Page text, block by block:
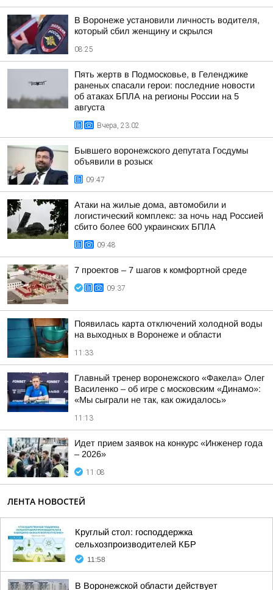
В Воронеже установили личность водителя,
который сбил женщину и скрылся
08:25
Пять жертв в Подмосковье, в Геленджике
раненых спасали герои: последние новости
об атаках БПЛА на регионы России на 5
августа
Вчера, 23:02
Бывшего воронежского депутата Госдумы
объявили в розыск
09:47
Атаки на жилые дома, автомобили и
логистический комплекс: за ночь над Россией
сбито более 600 украинских БПЛА
09:48
7 проектов – 7 шагов к комфортной среде
09:37
Появилась карта отключений холодной воды
на выходных в Воронеже и области
11:33
Главный тренер воронежского «Факела» Олег
Василенко – об игре с московским «Динамо»:
«Мы сыграли не так, как ожидалось»
11:13
Идет прием заявок на конкурс «Инженер года
– 2026»
11:08
ЛЕНТА НОВОСТЕЙ
Круглый стол: господдержка
сельхозпроизводителей КБР
11:58
В Воронежской области действует